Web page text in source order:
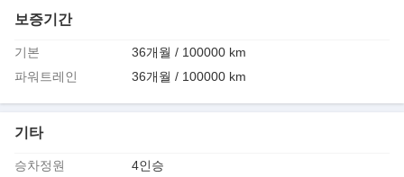
보증기간
기본
36개월 / 100000 km
파워트레인
36개월 / 100000 km
기타
승차정원
4인승